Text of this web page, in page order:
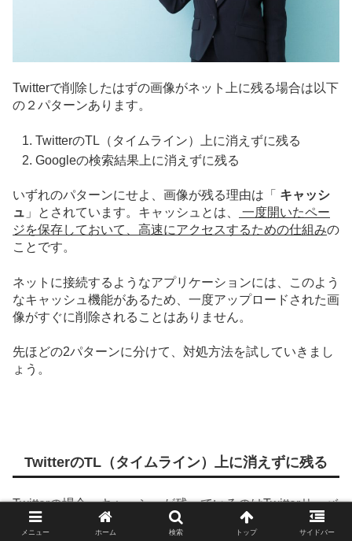
Twitterで削除したはずの画像がネット上に残る場合は以下
の２パターンあります。
TwitterのTL（タイムライン）上に消えずに残る
Googleの検索結果上に消えずに残る
いずれのパターンにせよ、画像が残る理由は「
キャッシ
ュ 」とされています。キャッシュとは、
一度開いたペー
ジを保存しておいて、高速にアクセスするための仕組みの
ことです。
ネットに接続するようなアプリケーションには、このよう
なキャッシュ機能があるため、一度アップロードされた画
像がすぐに削除されることはありません。
先ほどの2パターンに分けて、対処方法を試していきまし
ょう。
TwitterのTL（タイムライン）上に消えずに残る
Twitterの場合、キャッシュが残っているのはTwitterサーバ
ではなく、アプリケーション側である可能性が高いです。
メニュー ホーム 検索 トップ サイドバー